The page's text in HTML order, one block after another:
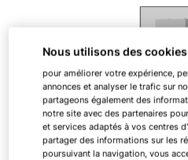
Ballon d’eau
Nous utilisons des cookies
pour améliorer votre expérience,
annonces et analyser le trafic sur
partageons également des
notre site avec des partenaires
et services adaptés à vos centres
partager des informations sur les
poursuivant la navigation, vous